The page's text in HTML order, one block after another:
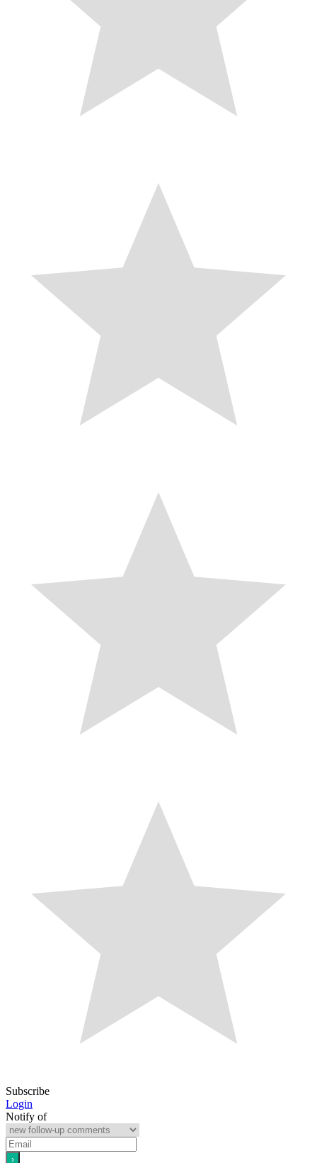
Subscribe
Login
Notify of